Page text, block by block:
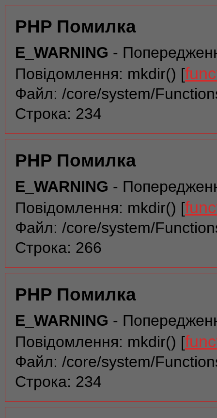
PHP Помилка
E_WARNING -
Повідомлення: mkdir() [
Файл: /core/system/
Строка: 234
PHP Помилка
E_WARNING -
Повідомлення: mkdir() [
Файл: /core/system/
Строка: 266
PHP Помилка
E_WARNING -
Повідомлення: mkdir() [
Файл: /core/system/
Строка: 234